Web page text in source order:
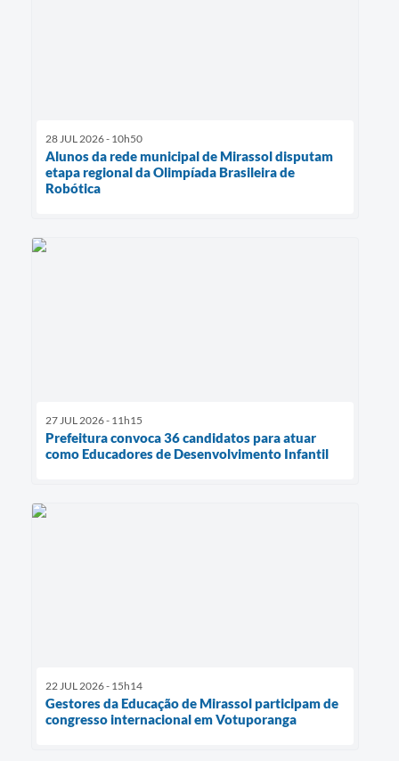
28 JUL 2026 - 10h50
Alunos da rede municipal de Mirassol disputam
etapa regional da Olimpíada Brasileira de
Robótica
27 JUL 2026 - 11h15
Prefeitura convoca 36 candidatos para atuar
como Educadores de Desenvolvimento Infantil
22 JUL 2026 - 15h14
Gestores da Educação de Mirassol participam de
congresso internacional em Votuporanga